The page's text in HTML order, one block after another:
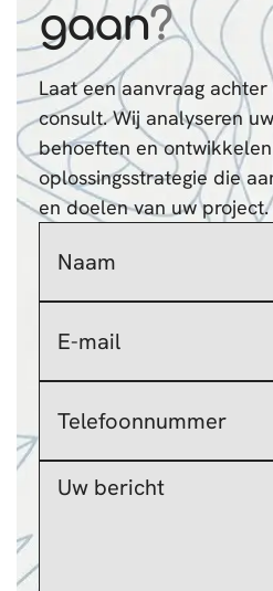
gaan?
Laat een aanvraag
consult. Wij analyseren
behoeften en
oplossingsstrategie die
en doelen van uw project.